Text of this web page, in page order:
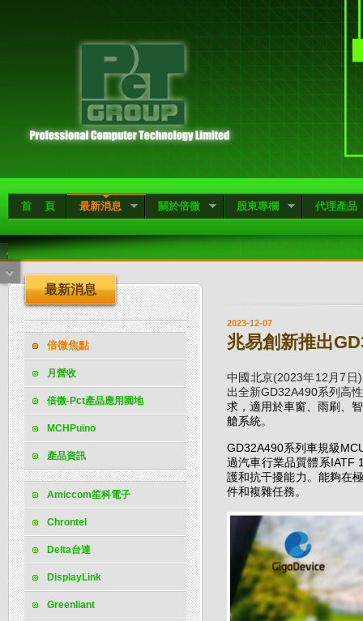
首 頁 最新消息 關於倍微 股東專欄 代理產品
最新消息
倍微焦點
月營收
倍微-Pct產品應用園地
MCHPuino
產品資訊
Amiccom笙科電子
Chrontel
Delta台達
DisplayLink
Greenliant
2023-12-07
兆易創新推出
中國北京(2023年12 月7 日
出全新GD32A490系列高
求，適用於車窗、雨刷、
艙系統。
GD32A490系列車規級
過汽車行業品質體系IATF
護和抗干擾能力。能夠在
件和複雜任務。